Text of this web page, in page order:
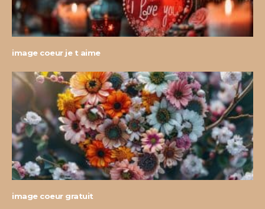
image coeur je t aime
image coeur gratuit